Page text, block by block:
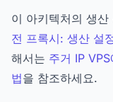
이 아키텍처의 생
전 프록시: 생산 설
해서는 주거 IP
법을 참조하세요.